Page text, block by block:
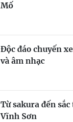
Mố
Độc đáo chuyến
và âm nhạc
Từ sakura đến
Vĩnh Sơn